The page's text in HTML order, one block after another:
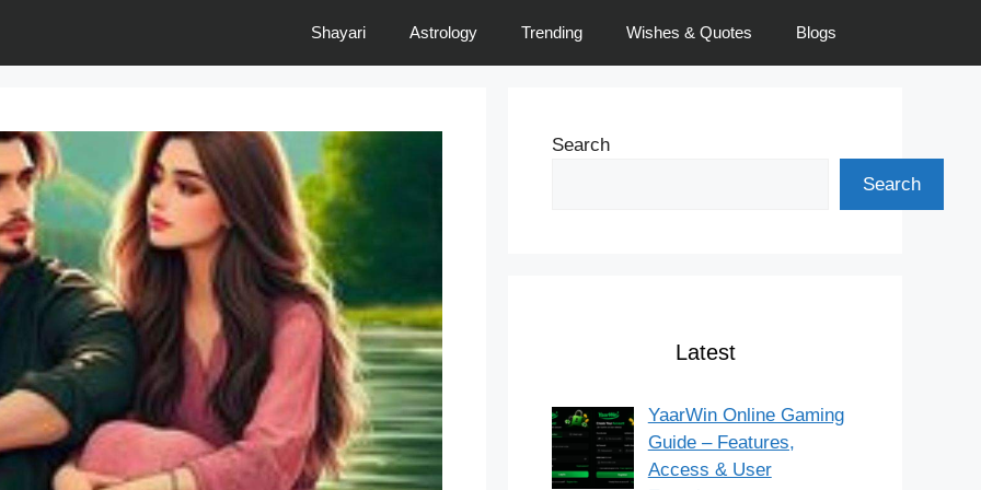
Shayari Astrology Trending Wishes & Quotes Blogs
Search
Search
Latest
YaarWin Online Gaming
Guide – Features,
Access & User